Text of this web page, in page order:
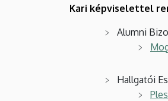
Kari képviselettel
Alumni
Hallgatói